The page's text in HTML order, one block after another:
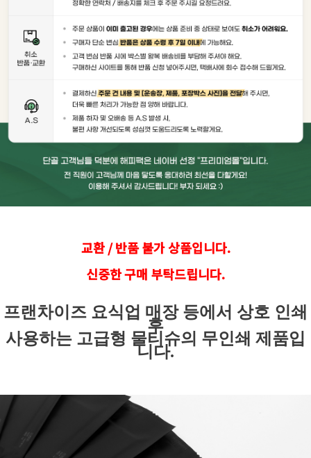
교환 / 반품 불가 상품입니다.
신중한 구매 부탁드립니다.
프랜차이즈 요식업 매장 등에서 상호 인쇄
후
사용하는 고급형 물티슈의 무인쇄 제품입
니다.